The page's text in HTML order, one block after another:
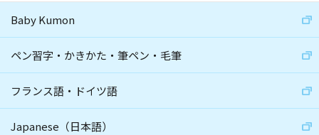
Baby Kumon
ペン習字・かきかた・筆ペン・毛筆
フランス語・ドイツ語
Japanese（日本語）